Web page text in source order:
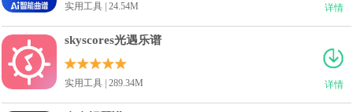
详情
实用工具 | 24.54M
详情
skyscores光遇乐谱
实用工具 | 289.34M